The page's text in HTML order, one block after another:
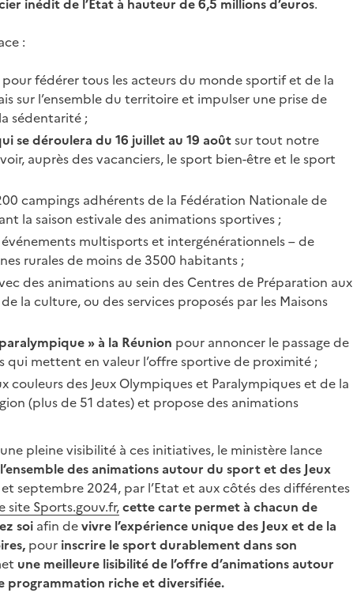
:
pour fédérer tous les acteurs du monde sportif et de la
sur l’ensemble du territoire et impulser une prise de
sédentarité ;
se déroulera du 16 juillet au 19 aoûtsur tout notre
auprès des vacanciers, le sport bien-être et le sport
campings adhérents de la Fédération Nationale de
la saison estivale des animations sportives ;
multisports et intergénérationnels – de
rurales de moins de 3500 habitants ;
des animations au sein des Centres de Préparation aux
la culture, ou des services proposés par les Maisons
» à la Réunion pour annoncer le passage de
qui mettent en valeur l’offre sportive de proximité ;
couleurs des Jeux Olympiques et Paralympiques et de la
(plus de 51 dates) et propose des animations
pleine visibilité à ces initiatives, le ministère lance
des animations autour du sport et des Jeux
septembre 2024, par l’Etat et aux côtés des différentes
site Sports.gouv.fr,cette carte permet à chacun de
soi afin devivre l’expérience unique des Jeux et de la
pour inscrire le sport durablement dans son
une meilleure lisibilité de l’offre d’animations autour
programmation riche et diversifiée.